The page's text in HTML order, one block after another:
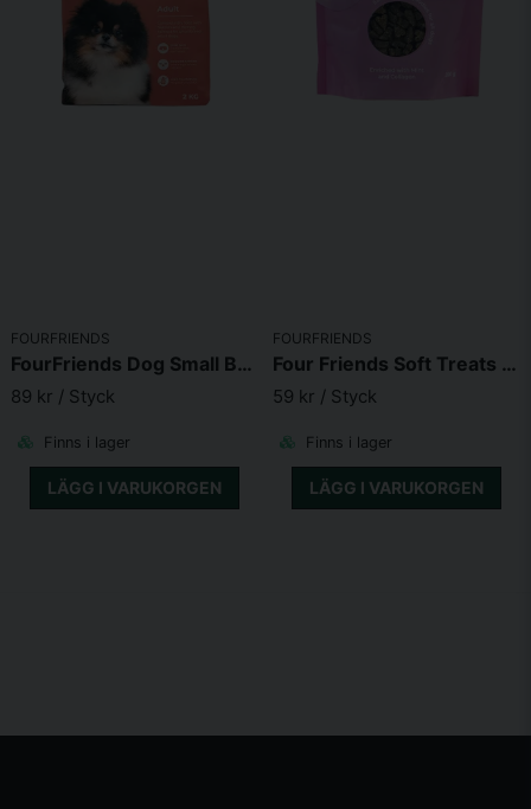
FOURFRIENDS
FourFriends Dog Small Breed Salmon
89 kr / Styck
Finns i lager
LÄGG I VARUKORGEN
FOURFRIENDS
Four Friends Soft Treats Rabbit 200 g
59 kr / Styck
Finns i lager
LÄGG I VARUKORGEN